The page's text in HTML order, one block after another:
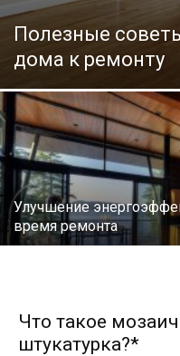
Полезные
дома к ремонту
Улучшение
время ремонта
Что такое
штукатурка?*